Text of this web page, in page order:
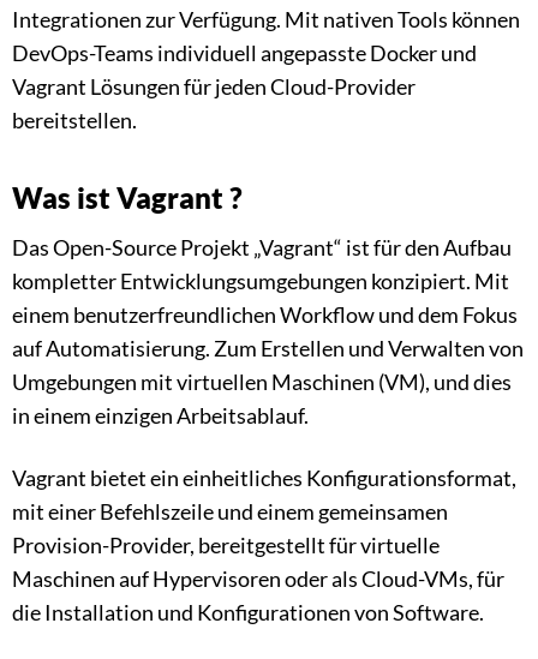
Integrationen zur Verfügung. Mit nativen Tools können
DevOps-Teams individuell angepasste Docker und
Vagrant Lösungen für jeden Cloud-Provider
bereitstellen.
Was ist Vagrant ?
Das Open-Source Projekt „Vagrant“ ist für den Aufbau
kompletter Entwicklungsumgebungen konzipiert. Mit
einem benutzerfreundlichen Workflow und dem Fokus
auf Automatisierung. Zum Erstellen und Verwalten von
Umgebungen mit virtuellen Maschinen (VM), und dies
in einem einzigen Arbeitsablauf.
Vagrant bietet ein einheitliches Konfigurationsformat,
mit einer Befehlszeile und einem gemeinsamen
Provision-Provider, bereitgestellt für virtuelle
Maschinen auf Hypervisoren oder als Cloud-VMs, für
die Installation und Konfigurationen von Software.